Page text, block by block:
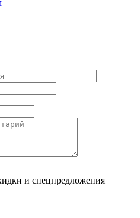
и спецпредложения